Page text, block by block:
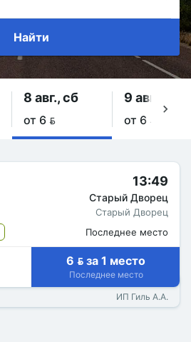
Найти
8 авг., сб
от 6 
9 авг., вс
от 6 
13:49
Старый Дворец
Старый Дворец
Последнее место
6  за 1 место
Последнее место
ИП Гиль А.А.